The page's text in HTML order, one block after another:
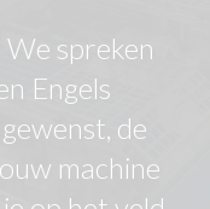
spreken
Engels
de
machine